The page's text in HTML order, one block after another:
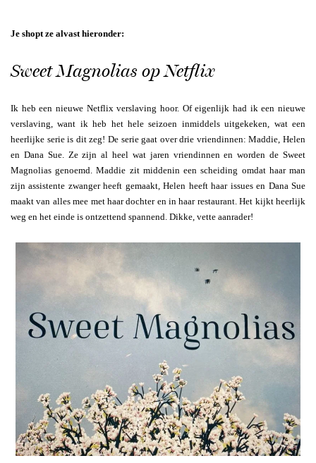
Je shopt ze alvast hieronder:
Sweet Magnolias op Netflix
Ik heb een nieuwe Netflix verslaving hoor. Of eigenlijk had ik een nieuwe
verslaving, want ik heb het hele seizoen inmiddels uitgekeken, wat een
heerlijke serie is dit zeg! De serie gaat over drie vriendinnen: Maddie, Helen
en Dana Sue. Ze zijn al heel wat jaren vriendinnen en worden de Sweet
Magnolias genoemd. Maddie zit middenin een scheiding omdat haar man
zijn assistente zwanger heeft gemaakt, Helen heeft haar issues en Dana Sue
maakt van alles mee met haar dochter en in haar restaurant. Het kijkt heerlijk
weg en het einde is ontzettend spannend. Dikke, vette aanrader!